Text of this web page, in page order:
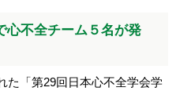
心不全チーム５名が発
た「第29回日本心不全学会学